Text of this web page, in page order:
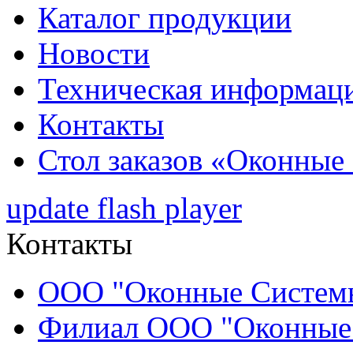
Каталог продукции
Новости
Техническая
Контакты
Стол заказов
update flash player
Контакты
ООО "Оконные
Филиал ООО "Оконные